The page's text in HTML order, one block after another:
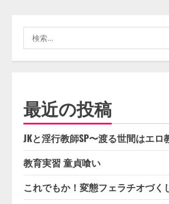
索:
最近の投稿
JKと淫行教師SP〜渡る世間はエロ
教育実習 童貞喰い
これでもか！変態フェラチオづく